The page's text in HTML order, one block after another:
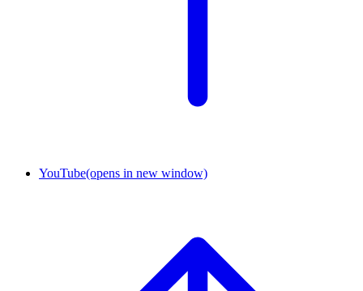
YouTube(opens in new window)